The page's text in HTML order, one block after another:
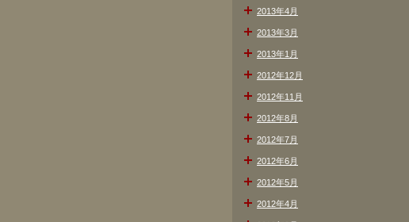
2013年4月
2013年3月
2013年1月
2012年12月
2012年11月
2012年8月
2012年7月
2012年6月
2012年5月
2012年4月